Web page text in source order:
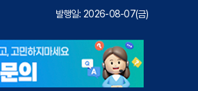
발행일: 2026-08-07(금)